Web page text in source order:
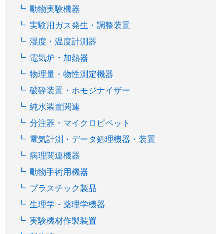
動物実験機器
実験用ガス発生・調整装置
湿度・温度計測器
電気炉・加熱器
物理量・物性測定機器
破砕装置・ホモジナイザー
純水装置関連
分注器・マイクロピペット
電気計測・データ処理機器・装置
病理関連機器
動物手術用機器
プラスチック製品
生理学・薬理学機器
実験機材作製装置